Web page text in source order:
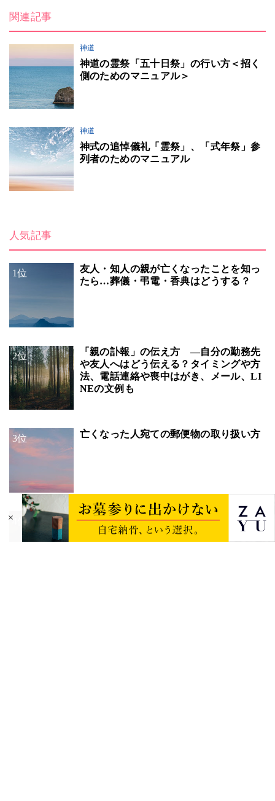
関連記事
神道
神道の霊祭「五十日祭」の行い方＜招く
側のためのマニュアル＞
神道
神式の追悼儀礼「霊祭」、「式年祭」参
列者のためのマニュアル
人気記事
1位
友人・知人の親が亡くなったことを知っ
たら…葬儀・弔電・香典はどうする？
2位
「親の訃報」の伝え方 ―自分の勤務先
や友人へはどう伝える？タイミングや方
法、電話連絡や喪中はがき、メール、LI
NEの文例も
3位 亡くなった人宛ての郵便物の取り扱い方
4位
通夜、葬儀・告別式の出席すべき間柄、
関係性の範囲
×